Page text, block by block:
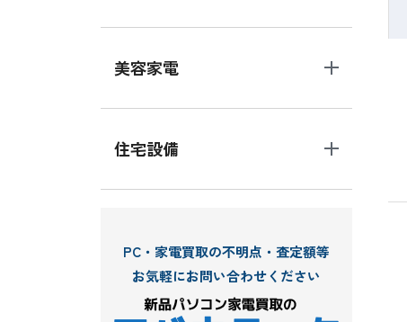
美容家電
住宅設備
PC・家電買取の不明点・査定額等
お気軽にお問い合わせください